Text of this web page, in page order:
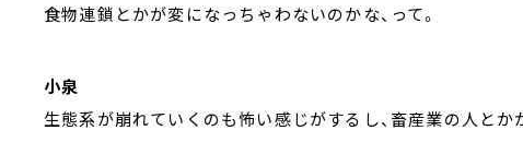
食物連鎖とかが変になっちゃわないのかな、って。
小泉
生態系が崩れていくのも怖い感じがするし、畜産業の人とか